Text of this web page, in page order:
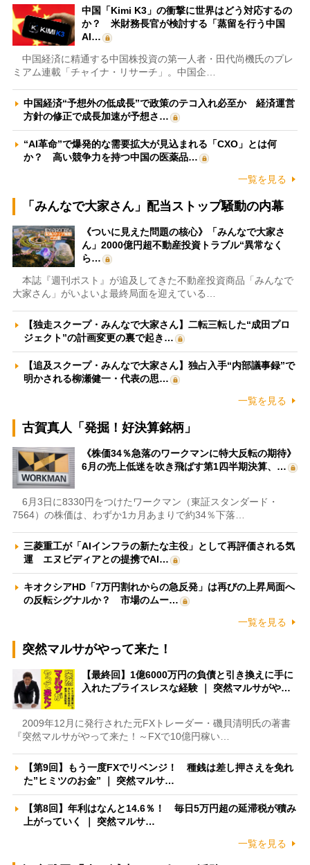
中国「Kimi K3」の衝撃に世界はどう対応するの
か？ 米財務長官が検討する「蒸留を行う中国
AI…
中国経済に精通する中国株投資の第一人者・田代尚機氏のプレ
ミアム連載「チャイナ・リサーチ」。中国企…
中国経済“予想外の低成長”で政策のテコ入れ必至か 経済運営
方針の修正で成長加速が予想さ…
“AI革命”で爆発的な需要拡大が見込まれる「CXO」とは何
か？ 高い競争力を持つ中国の医薬品…
一覧を見る
「みんなで大家さん」配当ストップ騒動の内幕
《ついに見えた問題の核心》「みんなで大家さ
ん」2000億円超不動産投資トラブル“異常なく
ら…
本誌『週刊ポスト』が追及してきた不動産投資商品「みんなで
大家さん」がいよいよ最終局面を迎えている…
【独走スクープ・みんなで大家さん】二転三転した“成田プロ
ジェクト”の計画変更の裏で起き…
【追及スクープ・みんなで大家さん】独占入手“内部議事録”で
明かされる柳瀬健一・代表の思…
一覧を見る
古賀真人「発掘！好決算銘柄」
《株価34％急落のワークマンに特大反転の期待》
6月の売上低迷を吹き飛ばす第1四半期決算、…
6月3日に8330円をつけたワークマン（東証スタンダード・
7564）の株価は、わずか1カ月あまりで約34％下落…
三菱重工が「AIインフラの新たな主役」として再評価される気
運 エヌビディアとの提携でAI…
キオクシアHD「7万円割れからの急反発」は再びの上昇局面へ
の反転シグナルか？ 市場のムー…
一覧を見る
突然マルサがやって来た！
【最終回】1億6000万円の負債と引き換えに手に
入れたプライスレスな経験 ｜ 突然マルサがや…
2009年12月に発行された元FXトレーダー・磯貝清明氏の著書
『突然マルサがやって来た！～FXで10億円稼い…
【第9回】もう一度FXでリベンジ！ 種銭は差し押さえを免れ
た”ヒミツのお金” ｜ 突然マルサ…
【第8回】年利はなんと14.6％！ 毎日5万円超の延滞税が積み
上がっていく ｜ 突然マルサ…
一覧を見る